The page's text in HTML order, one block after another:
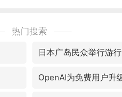
热门搜索
日本广岛民众举行游
OpenAI为免费用户升